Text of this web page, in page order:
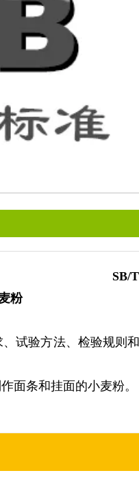
SB/
粉
试验方法、检验规则
面条和挂面的小麦粉。